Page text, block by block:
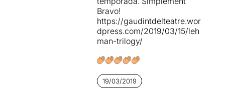
en l'economia que era
desconegut fins aquell
moment.
Després es transformen en
moure únicament diners.
Participen en la creació de
la borsa de Wall Street
Com a versió és un ***
demasiado lentamente al
principio y acaban
precipitándose en el tramo
final. En cualquier caso, el
una versatilidad
interpretativa y musical
memorable y esto permite,
Bravo!
https://gaudintdelteatre.wor
dpress.com/2019/03/15/leh
man-trilogy/
19/03/2019